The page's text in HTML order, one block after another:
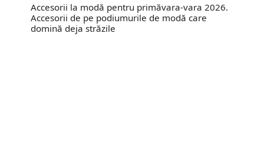
Accesorii la modă pentru primăvara-vara 2026.
Accesorii de pe podiumurile de modă care
domină deja străzile